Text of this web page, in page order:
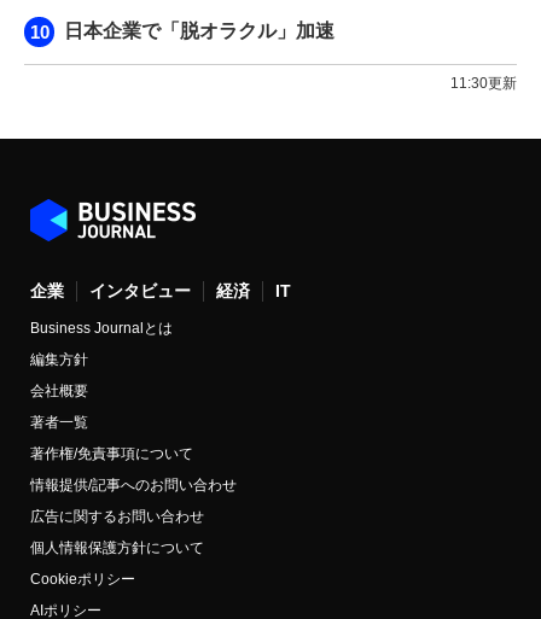
日本企業で「脱オラクル」加速
11:30更新
企業 インタビュー 経済 IT
Business Journalとは
編集方針
会社概要
著者一覧
著作権/免責事項について
情報提供/記事へのお問い合わせ
広告に関するお問い合わせ
個人情報保護方針について
Cookieポリシー
AIポリシー